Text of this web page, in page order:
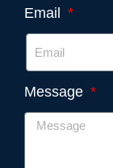
Email
Message